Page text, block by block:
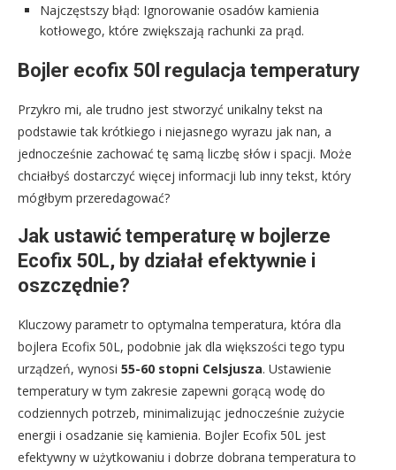
Najczęstszy błąd: Ignorowanie osadów kamienia
kotłowego, które zwiększają rachunki za prąd.
Bojler ecofix 50l regulacja temperatury
Przykro mi, ale trudno jest stworzyć unikalny tekst na
podstawie tak krótkiego i niejasnego wyrazu jak nan, a
jednocześnie zachować tę samą liczbę słów i spacji. Może
chciałbyś dostarczyć więcej informacji lub inny tekst, który
mógłbym przeredagować?
Jak ustawić temperaturę w bojlerze
Ecofix 50L, by działał efektywnie i
oszczędnie?
Kluczowy parametr to optymalna temperatura, która dla
bojlera Ecofix 50L, podobnie jak dla większości tego typu
urządzeń, wynosi 55-60 stopni Celsjusza. Ustawienie
temperatury w tym zakresie zapewni gorącą wodę do
codziennych potrzeb, minimalizując jednocześnie zużycie
energii i osadzanie się kamienia. Bojler Ecofix 50L jest
efektywny w użytkowaniu i dobrze dobrana temperatura to